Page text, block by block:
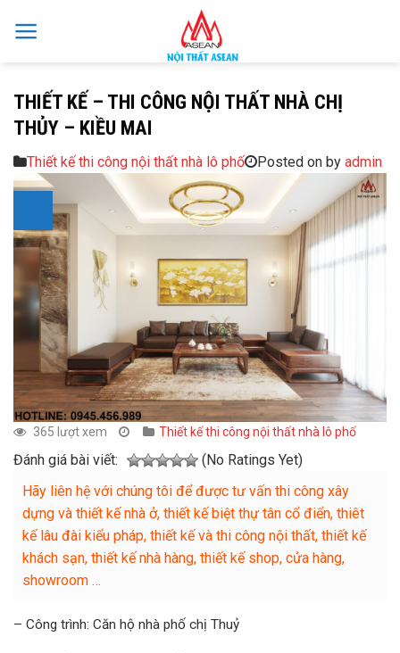
THIẾT KẾ – THI CÔNG NỘI THẤT NHÀ CHỊ
THỦY – KIỀU MAI
Thiết kế thi công nội thất nhà lô phố Posted on by admin
365 lượt xem Thiết kế thi công nội thất nhà lô phố
Đánh giá bài viết:
(No Ratings Yet)
Hãy liên hệ với chúng tôi để được tư vấn thi công xây
dựng và thiết kế nhà ở, thiết kế biệt thự tân cổ điển, thiêt
kế lâu đài kiểu pháp, thiết kế và thi công nội thất, thiết kế
khách sạn, thiết kế nhà hàng, thiết kế shop, cửa hàng,
showroom …
– Công trình: Căn hộ nhà phố chị Thuỷ